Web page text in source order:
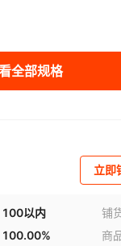
全部规格
立即
100以内 铺
100.00% 商